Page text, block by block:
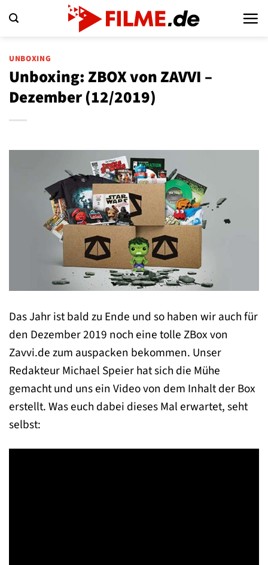
Inhalt
UNBOXING
Unboxing: ZBOX von ZAVVI –
Dezember (12/2019)
Das Jahr ist bald zu Ende und so haben wir auch für
den Dezember 2019 noch eine tolle ZBox von
Zavvi.de zum auspacken bekommen. Unser
Redakteur Michael Speier hat sich die Mühe
gemacht und uns ein Video von dem Inhalt der Box
erstellt. Was euch dabei dieses Mal erwartet, seht
selbst: